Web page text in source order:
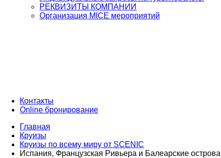
РЕКВИЗИТЫ КОМПАНИИ
Организация MICE мероприятий
Контакты
Online бронирование
Главная
Круизы
Круизы по всему миру от SCENIC
Испания, Французская Ривьера и Балеарские острова